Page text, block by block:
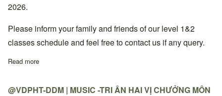
2026.
Please inform your family and friends of our level 1&2
classes schedule and feel free to contact us if any query.
Read more
@VDPHT-DDM | MUSIC -TRI ÂN HAI VỊ CHƯỞNG MÔN